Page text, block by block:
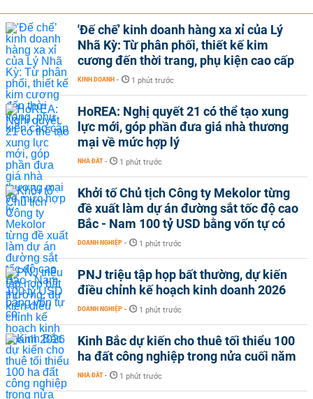
'Đế chế’ kinh doanh hàng xa xỉ của Lý
Nhã Kỳ: Từ phân phối, thiết kế kim
cương đến thời trang, phụ kiện cao cấp
KINH DOANH - 1 phút trước
HoREA: Nghị quyết 21 có thể tạo xung
lực mới, góp phần đưa giá nhà thương
mại về mức hợp lý
NHÀ ĐẤT - 1 phút trước
Khởi tố Chủ tịch Công ty Mekolor từng
đề xuất làm dự án đường sắt tốc độ cao
Bắc - Nam 100 tỷ USD bằng vốn tự có
DOANH NGHIỆP - 1 phút trước
PNJ triệu tập họp bất thường, dự kiến
điều chỉnh kế hoạch kinh doanh 2026
DOANH NGHIỆP - 1 phút trước
Kinh Bắc dự kiến cho thuê tối thiểu 100
ha đất công nghiệp trong nửa cuối năm
NHÀ ĐẤT - 1 phút trước